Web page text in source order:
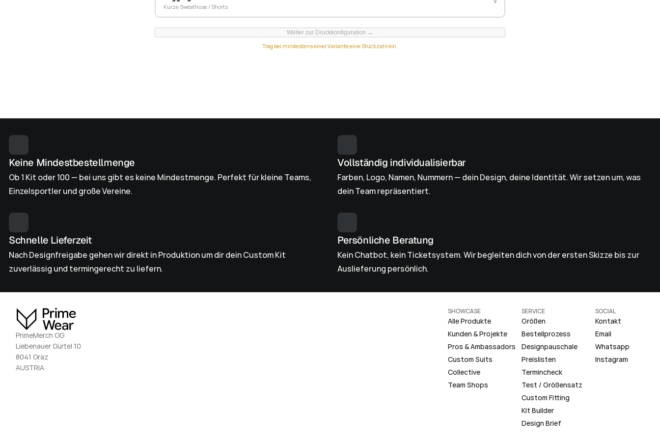
Kurze Sweathose / Shorts
Weiter zur Druckkonfiguration →
Trag bei mindestens einer Variante eine Stückzahl ein.
Keine Mindestbestellmenge
Ob 1 Kit oder 100 — bei uns gibt es keine Mindestmenge. Perfekt für kleine Teams,
Einzelsportler und große Vereine.
Vollständig individualisierbar
Farben, Logo, Namen, Nummern — dein Design, deine Identität. Wir setzen um, was
dein Team repräsentiert.
Schnelle Lieferzeit
Nach Designfreigabe gehen wir direkt in Produktion um dir dein Custom Kit
zuverlässig und termingerecht zu liefern.
Persönliche Beratung
Kein Chatbot, kein Ticketsystem. Wir begleiten dich von der ersten Skizze bis zur
Auslieferung persönlich.
PrimeMerch OG
Liebenauer Gürtel 10
8041 Graz
AUSTRIA
SHOWCASE
Alle Produkte
Kunden & Projekte
Pros & Ambassadors
Custom Suits
Collective
Team Shops
SERVICE
Größen
Bestellprozess
Designpauschale
Preislisten
Termincheck
Test / Größensatz
Custom Fitting
Kit Builder
Design Brief
SOCIAL
Kontakt
Email
Whatsapp
Instagram